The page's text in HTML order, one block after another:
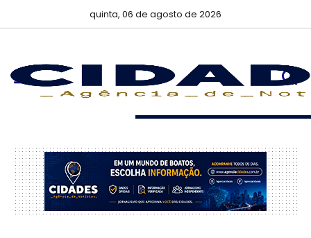
quinta, 06 de agosto de 2026